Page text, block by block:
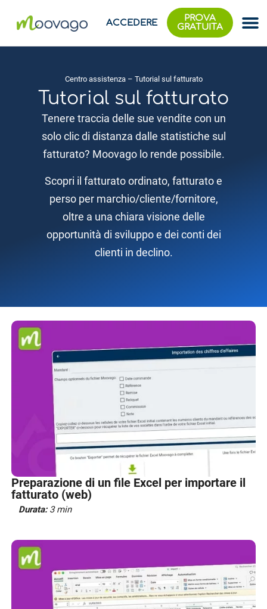
ACCEDERE
PROVA
GRATUITA
Centro assistenza– Tutorial sul fatturato
Tutorial sul fatturato
Tenere traccia delle sue vendite con un
solo clic di distanza dalle statistiche sul
fatturato? Moovago lo rende possibile.
Scopri il fatturato ordinato, fatturato e
perso per marchio/cliente/fornitore,
oltre a una chiara visione delle
opportunità di sviluppo e dei conti dei
clienti in declino.
Preparazione di un file Excel per importare il
fatturato (web)
Durata: 3 min